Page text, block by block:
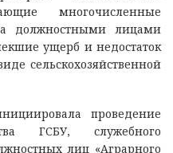
многочисленные
должностными лицами
ущерб и недостаток
сельскохозяйственной
проведение
ГСБУ, служебного
лиц «Аграрного